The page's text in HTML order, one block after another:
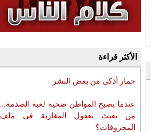
أن تطال المسؤولين
وفيديو
الأكثر قراءة
حمار أذكى من بعض البشر
عندما يصبح المواطن ضحية لعبة الصدمة...
من يعبث بعقول المغاربة في ملف
المحروقات؟